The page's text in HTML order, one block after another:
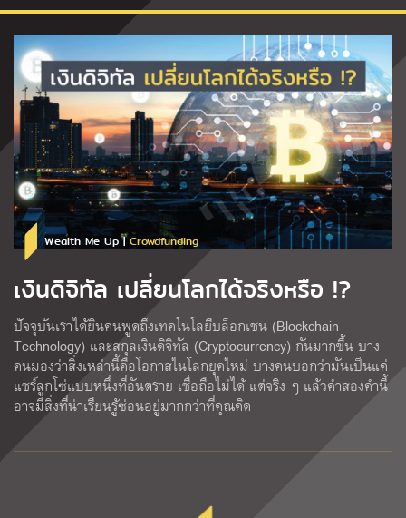
Wealth Me Up |Crowdfunding
เงินดิจิทัล เปลี่ยนโลกได้จริงหรือ !?
ปัจจุบันเราได้ยินคนพูดถึงเทคโนโลยีบล็อกเชน (Blockchain
Technology) และสกุลเงินดิจิทัล (Cryptocurrency) กันมากขึ้น บาง
คนมองว่าสิ่งเหล่านี้คือโอกาสในโลกยุคใหม่ บางคนบอกว่ามันเป็นแค่
แชร์ลูกโซ่แบบหนึ่งที่อันตราย เชื่อถือไม่ได้ แต่จริง ๆ แล้วคำสองคำนี้
อาจมีสิ่งที่น่าเรียนรู้ซ่อนอยู่มากกว่าที่คุณคิด